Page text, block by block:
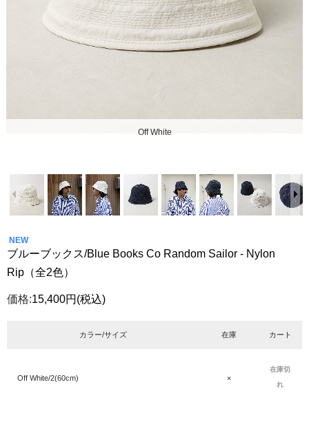
Off White
NEW
ブルーブックス/Blue Books Co Random Sailor - Nylon
Rip（全2色）
価格:15,400円 (税込)
カラー/サイズ 在庫 カート
Off White/2(60cm) ×
在庫切
れ